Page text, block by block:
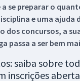
se preparar o
e uma ajuda
dos concursos, a
passa a ser bem
saiba sobre
inscrições